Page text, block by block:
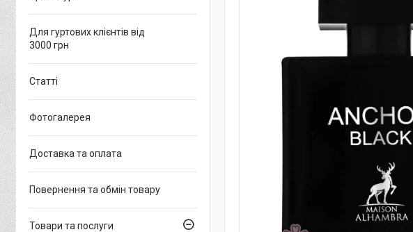
Для гуртових клієнтів від
3000 грн
Статті
Фотогалерея
Доставка та оплата
Повернення та обмін товару
Товари та послуги